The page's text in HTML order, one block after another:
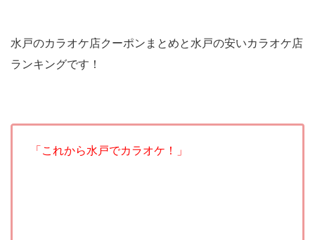
水戸のカラオケ店クーポンまとめと水戸の安いカラオケ店
ランキングです！
「これから水戸でカラオケ！」